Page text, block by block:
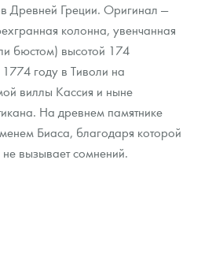
Древней Греции. Оригинал —
колонна, увенчанная
бюстом) высотой 174
году в Тиволи на
виллы Кассия и ныне
На древнем памятнике
Биаса, благодаря которой
вызывает сомнений.